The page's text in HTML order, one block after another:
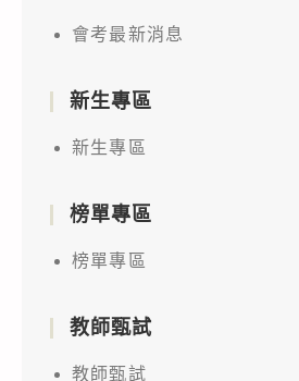
會考最新消息
新生專區
新生專區
榜單專區
榜單專區
教師甄試
教師甄試